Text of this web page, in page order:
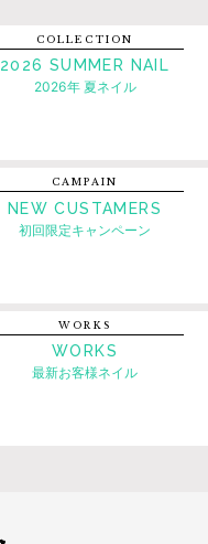
COLLECTION
2026 SUMMER NAIL
2026年 夏ネイル
CAMPAIN
NEW CUSTAMERS
初回限定キャンペーン
WORKS
WORKS
最新お客様ネイル